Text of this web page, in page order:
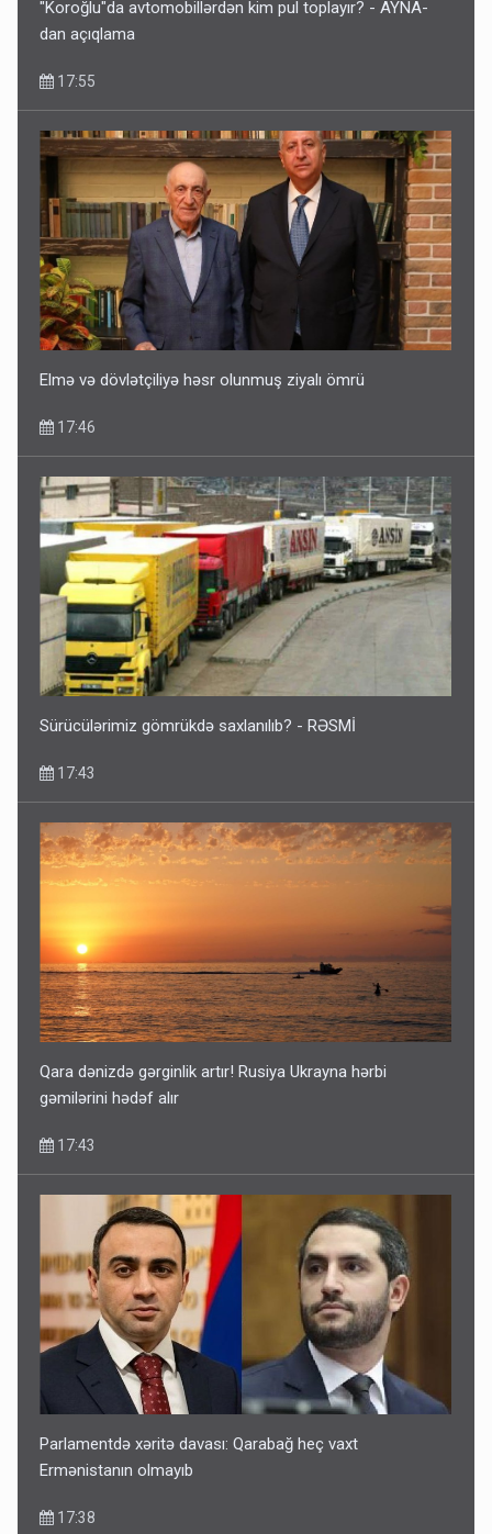
"Koroğlu"da avtomobillərdən kim pul toplayır? - AYNA-
dan açıqlama
17:55
Elmə və dövlətçiliyə həsr olunmuş ziyalı ömrü
17:46
Sürücülərimiz gömrükdə saxlanılıb? - RƏSMİ
17:43
Qara dənizdə gərginlik artır! Rusiya Ukrayna hərbi
gəmilərini hədəf alır
17:43
Parlamentdə xəritə davası: Qarabağ heç vaxt
Ermənistanın olmayıb
17:38